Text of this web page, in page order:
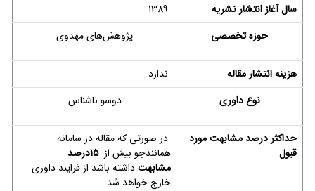
سال آغاز انتشار نشریه
حوزه تخصصی
پژوهش‌های مهدوی
هزینه انتشار مقاله
ندارد
نوع داوری
دوسو ناشناس
حداکثر درصد مشابهت مورد
قبول
در صورتی که مقاله در سامانه
همانندجو بیش از
15درصد
مشابهتداشته باشد از فرایند داوری
خارج خواهد شد.